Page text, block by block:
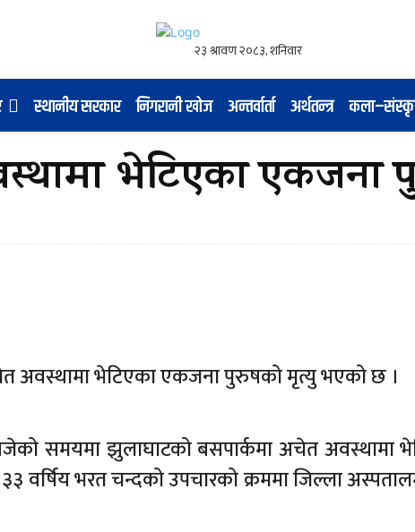
स्थानीय सरकार निगरानी खोज अन्तर्वार्ता अर्थतन्त्र
भेटिएका एकजना
अवस्थामा भेटिएका एकजना पुरुषको मृत्यु भएको छ ।
बजेको समयमा झुलाघाटको बसपार्कमा अचेत अवस्थामा
वर्षिय भरत चन्दको उपचारको क्रममा जिल्ला